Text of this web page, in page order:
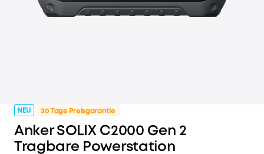
NEU 30 Tage Preisgarantie
Anker SOLIX C2000 Gen 2
Tragbare Powerstation